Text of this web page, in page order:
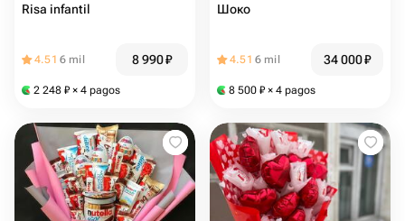
Risa infantil
4.51 6 mil 8 990₽
2 248 ₽ × 4 pagos
Шоко
4.51 6 mil 34 000₽
8 500 ₽ × 4 pagos